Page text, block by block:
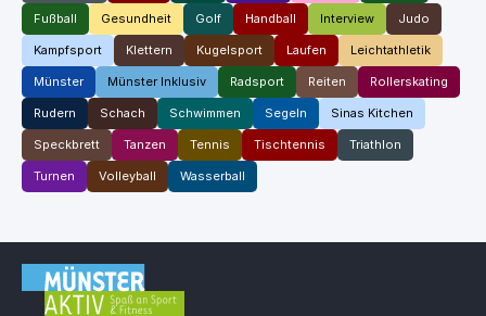
Fußball Gesundheit Golf Handball Interview Judo
Kampfsport Klettern Kugelsport Laufen Leichtathletik
Münster Münster Inklusiv Radsport Reiten Rollerskating
Rudern Schach Schwimmen Segeln Sinas Kitchen
Speckbrett Tanzen Tennis Tischtennis Triathlon
Turnen Volleyball Wasserball